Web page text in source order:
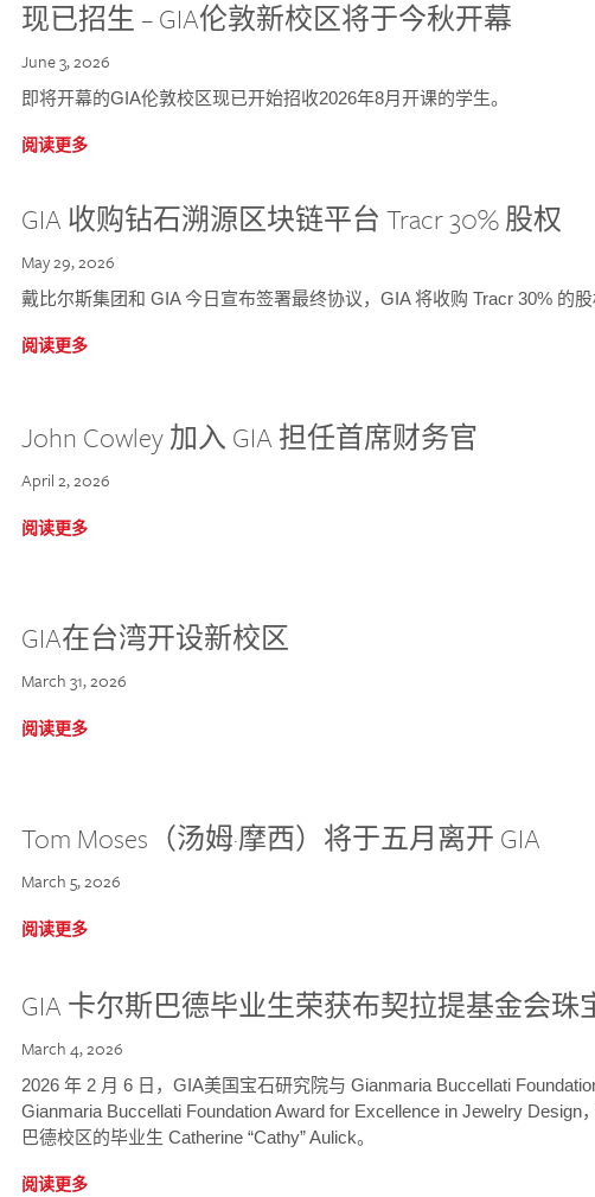
现已招生 – GIA伦敦新校区将于今秋开幕
June 3, 2026
即将开幕的GIA伦敦校区现已开始招收2026年8月开课的学生。
阅读更多
GIA 收购钻石溯源区块链平台 Tracr 30% 股权
May 29, 2026
戴比尔斯集团和 GIA 今日宣布签署最终协议，GIA 将收购 Tracr 30% 的股
阅读更多
John Cowley 加入 GIA 担任首席财务官
April 2, 2026
阅读更多
GIA在台湾开设新校区
March 31, 2026
阅读更多
Tom Moses（汤姆·摩西）将于五月离开 GIA
March 5, 2026
阅读更多
GIA 卡尔斯巴德毕业生荣获布契拉提基金会珠
March 4, 2026
2026 年 2 月 6 日，GIA美国宝石研究院与 Gianmaria Buccellati
Gianmaria Buccellati Foundation Award for Excellence in Jewelry Design
巴德校区的毕业生 Catherine “Cathy” Aulick。
阅读更多